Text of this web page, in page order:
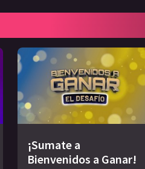
¡Sumate a
Bienvenidos a Ganar!